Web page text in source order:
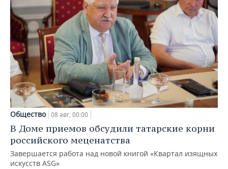
Общество 08 авг, 00:00
В Доме приемов обсудили татарские корни
российского меценатства
Завершается работа над новой книгой «Квартал изящных
искусств ASG»